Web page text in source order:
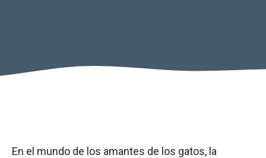
En el mundo de los amantes de los gatos, la